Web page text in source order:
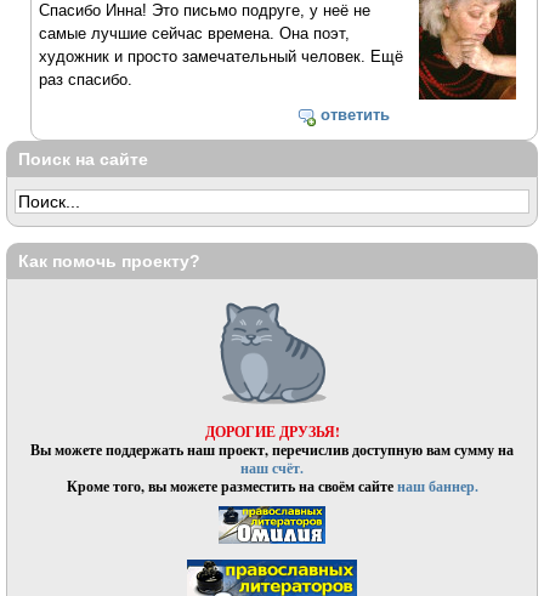
Спасибо Инна! Это письмо подруге, у неё не
самые лучшие сейчас времена. Она поэт,
художник и просто замечательный человек. Ещё
раз спасибо.
ответить
Поиск на сайте
Как помочь проекту?
ДОРОГИЕ ДРУЗЬЯ!
Вы можете поддержать наш проект, перечислив доступную вам сумму на
наш счёт.
Кроме того, вы можете разместить на своём сайтенаш баннер.